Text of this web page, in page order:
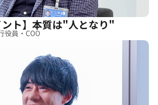
ント】本質は"人となり"
役員・COO